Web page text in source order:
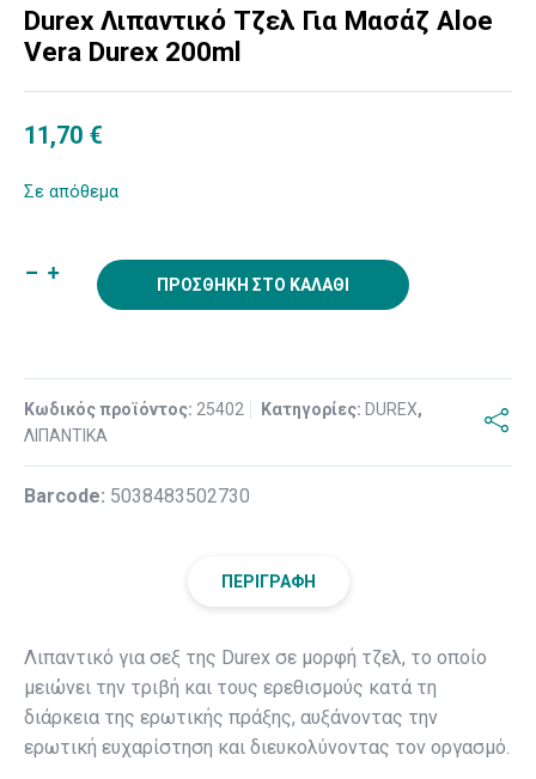
Durex Λιπαντικό Τζελ Για Μασάζ Aloe
Vera Durex 200ml
11,70 €
Σε απόθεμα
ΠΡΟΣΘΉΚΗ ΣΤΟ ΚΑΛΆΘΙ
Κωδικός προϊόντος: 25402 Κατηγορίες: DUREX,
ΛΙΠΑΝΤΙΚΑ
Βarcode: 5038483502730
ΠΕΡΙΓΡΑΦΉ
Λιπαντικό για σεξ της Durex σε μορφή τζελ, το οποίο
μειώνει την τριβή και τους ερεθισμούς κατά τη
διάρκεια της ερωτικής πράξης, αυξάνοντας την
ερωτική ευχαρίστηση και διευκολύνοντας τον οργασμό.